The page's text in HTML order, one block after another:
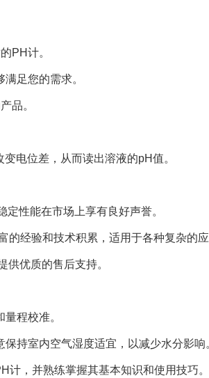
PH计。
足您的需求。
品。
电位差，从而读出溶液的pH值。
性能在市场上享有良好声誉。
经验和技术积累，适用于各种复杂的应
优质的售后支持。
程校准。
持室内空气湿度适宜，以减少水分影响
，并熟练掌握其基本知识和使用技巧。